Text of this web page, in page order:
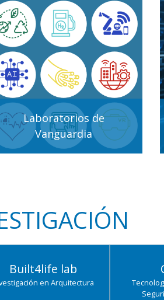
Laboratorios de
Vanguardia
Built4life lab
en Arquitectura